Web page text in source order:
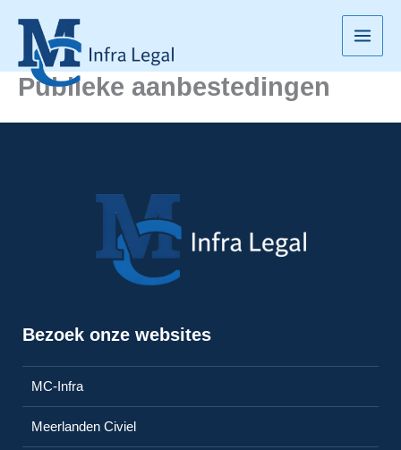
naar
inhoudPublieke aanbestedingen
Bezoek onze websites
MC-Infra
Meerlanden Civiel